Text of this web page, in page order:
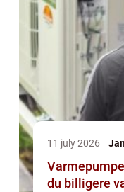
11 july 2026
du billigere